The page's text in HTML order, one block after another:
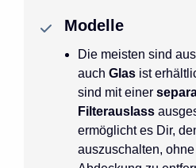
Modelle
Die meisten sind aus
auch Glas ist
sind mit einer
Filterauslass
ermöglicht es Dir,
auszuschalten,